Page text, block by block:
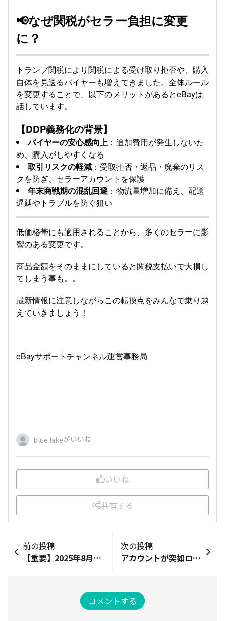
📢なぜ関税がセラー負担に変更
に？
トランプ関税により関税による受け取り拒否や、購入
自体を見送るバイヤーも増えてきました。全体ルール
を変更することで、以下のメリットがあるとeBayは
話しています。
【DDP義務化の背景】
バイヤーの安心感向上 ：追加費用が発生しないた
め、購入がしやすくなる
取引リスクの軽減 ：受取拒否・返品・廃棄のリス
クを防ぎ、セラーアカウントを保護
年末商戦期の混乱回避 ：物流量増加に備え、配送
遅延やトラブルを防ぐ狙い
低価格帯にも適用されることから、多くのセラーに影
響のある変更です。
商品金額をそのままにしていると関税支払いで大損し
てしまう事も。。
最新情報に注意しながらこの転換点をみんなで乗り越
えていきましょう！
eBayサポートチャンネル運営事務局
blue lakeがいいね
いいね
共有する
前の投稿
【重要】2025年8月25日 郵便局がアメリカ向け発送停止
次の投稿
アカウントが突如ロック！再ログインのために国際電話が必要になった件
コメントする